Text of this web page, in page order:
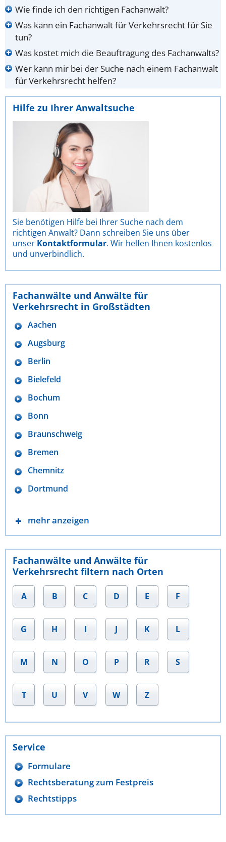
Wie finde ich den richtigen Fachanwalt?
Was kann ein Fachanwalt für Verkehrsrecht für Sie
tun?
Was kostet mich die Beauftragung des Fachanwalts?
Wer kann mir bei der Suche nach einem Fachanwalt
für Verkehrsrecht helfen?
Hilfe zu Ihrer Anwaltsuche
Sie benötigen Hilfe bei Ihrer Suche nach dem
richtigen Anwalt? Dann schreiben Sie uns über
unser Kontaktformular. Wir helfen Ihnen kostenlos
und unverbindlich.
Fachanwälte und Anwälte für
Verkehrsrecht in Großstädten
Aachen
Augsburg
Berlin
Bielefeld
Bochum
Bonn
Braunschweig
Bremen
Chemnitz
Dortmund
mehr anzeigen
Fachanwälte und Anwälte für
Verkehrsrecht filtern nach Orten
A B C D E F
G H I J K L
M N O P R S
T U V W Z
Service
Formulare
Rechtsberatung zum Festpreis
Rechtstipps